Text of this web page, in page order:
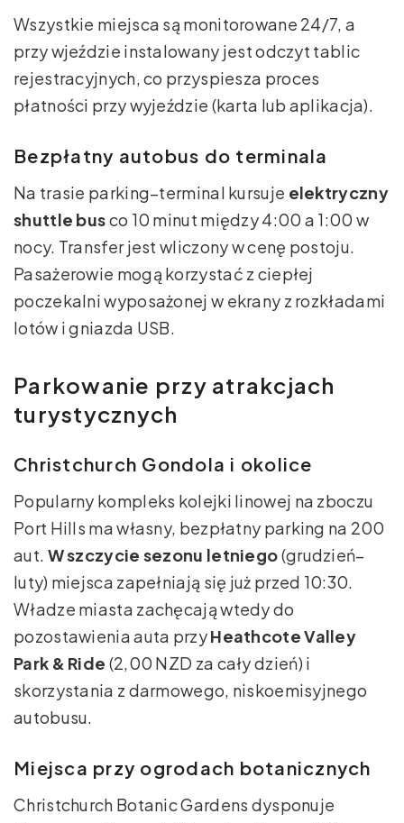
Wszystkie miejsca są monitorowane 24/7, a
przy wjeździe instalowany jest odczyt tablic
rejestracyjnych, co przyspiesza proces
płatności przy wyjeździe (karta lub aplikacja).
Bezpłatny autobus do terminala
Na trasie parking–terminal kursuje elektryczny
shuttle busco 10 minut między 4:00 a 1:00 w
nocy. Transfer jest wliczony w cenę postoju.
Pasażerowie mogą korzystać z ciepłej
poczekalni wyposażonej w ekrany z rozkładami
lotów i gniazda USB.
Parkowanie przy atrakcjach
turystycznych
Christchurch Gondola i okolice
Popularny kompleks kolejki linowej na zboczu
Port Hills ma własny, bezpłatny parking na 200
aut. W szczycie sezonu letniego(grudzień–
luty) miejsca zapełniają się już przed 10:30.
Władze miasta zachęcają wtedy do
pozostawienia auta przyHeathcote Valley
Park & Ride (2,00 NZD za cały dzień) i
skorzystania z darmowego, niskoemisyjnego
autobusu.
Miejsca przy ogrodach botanicznych
Christchurch Botanic Gardens dysponuje